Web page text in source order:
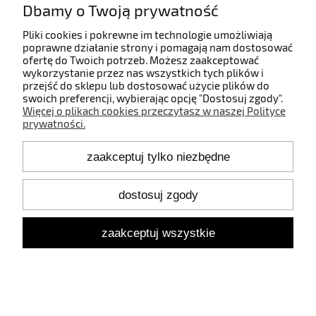
Lampa wisząca BEADS PENDANT BOX 50
dymny czarny - 13W, 220-240 V, 2100K do
2 220,00 zł
Dbamy o Twoją prywatność
Pliki cookies i pokrewne im technologie umożliwiają
poprawne działanie strony i pomagają nam dostosować
ofertę do Twoich potrzeb. Możesz zaakceptować
wykorzystanie przez nas wszystkich tych plików i
przejść do sklepu lub dostosować użycie plików do
swoich preferencji, wybierając opcję "Dostosuj zgody".
Więcej o plikach cookies przeczytasz w naszej Polityce
prywatności.
zaakceptuj tylko niezbędne
dostosuj zgody
zaakceptuj wszystkie